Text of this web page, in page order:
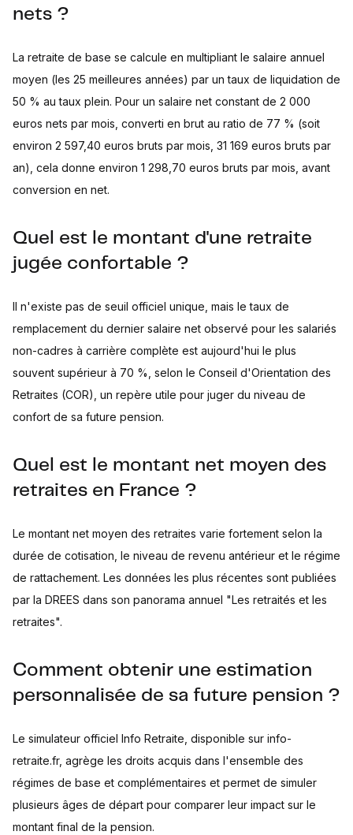
nets ?
La retraite de base se calcule en multipliant le salaire annuel
moyen (les 25 meilleures années) par un taux de liquidation de
50 % au taux plein. Pour un salaire net constant de 2 000
euros nets par mois, converti en brut au ratio de 77 % (soit
environ 2 597,40 euros bruts par mois, 31 169 euros bruts par
an), cela donne environ 1 298,70 euros bruts par mois, avant
conversion en net.
Quel est le montant d'une retraite
jugée confortable ?
Il n'existe pas de seuil officiel unique, mais le taux de
remplacement du dernier salaire net observé pour les salariés
non-cadres à carrière complète est aujourd'hui le plus
souvent supérieur à 70 %, selon le Conseil d'Orientation des
Retraites (COR), un repère utile pour juger du niveau de
confort de sa future pension.
Quel est le montant net moyen des
retraites en France ?
Le montant net moyen des retraites varie fortement selon la
durée de cotisation, le niveau de revenu antérieur et le régime
de rattachement. Les données les plus récentes sont publiées
par la DREES dans son panorama annuel "Les retraités et les
retraites".
Comment obtenir une estimation
personnalisée de sa future pension ?
Le simulateur officiel Info Retraite, disponible sur info-
retraite.fr, agrège les droits acquis dans l'ensemble des
régimes de base et complémentaires et permet de simuler
plusieurs âges de départ pour comparer leur impact sur le
montant final de la pension.